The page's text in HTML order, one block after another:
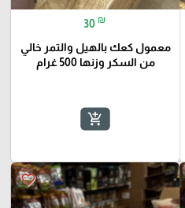
30 ₪
معمول كعك بالهيل والتمر خالي
من السكر وزنها 500 غرام
add_shopping_cart
favorite_border